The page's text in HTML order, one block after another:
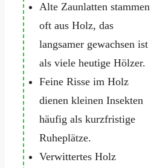
Alte Zaunlatten stammen
oft aus Holz, das
langsamer gewachsen ist
als viele heutige Hölzer.
Feine Risse im Holz
dienen kleinen Insekten
häufig als kurzfristige
Ruheplätze.
Verwittertes Holz